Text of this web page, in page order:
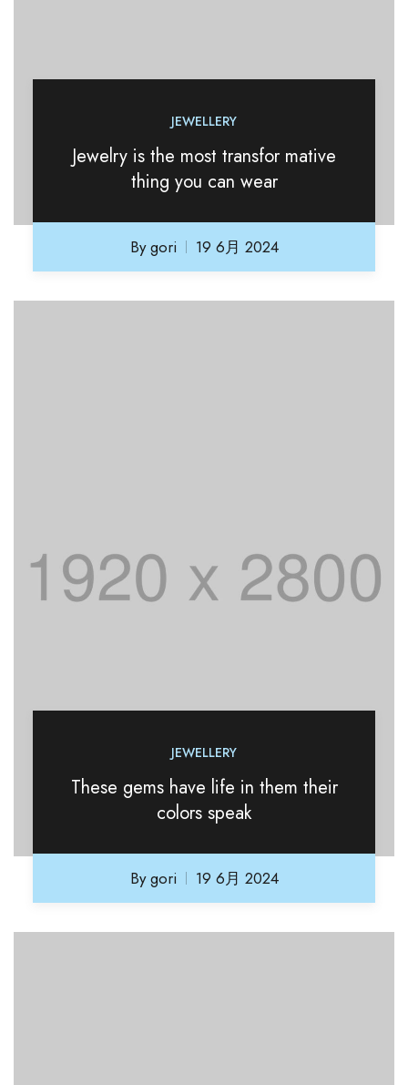
JEWELLERY
Jewelry is the most transfor mative
thing you can wear
Bygori 19 6月 2024
JEWELLERY
These gems have life in them their
colors speak
Bygori 19 6月 2024